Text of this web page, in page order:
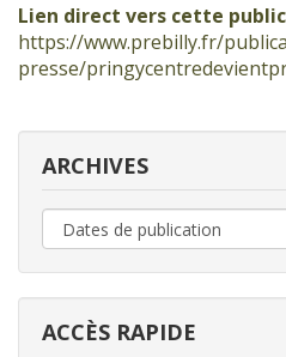
Lien direct vers cette
https://www.prebilly.fr/
presse/
ARCHIVES
ACCÈS RAPIDE